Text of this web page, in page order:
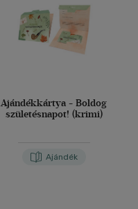
Ajándékkártya - Boldog
születésnapot! (krimi)
Ajándék